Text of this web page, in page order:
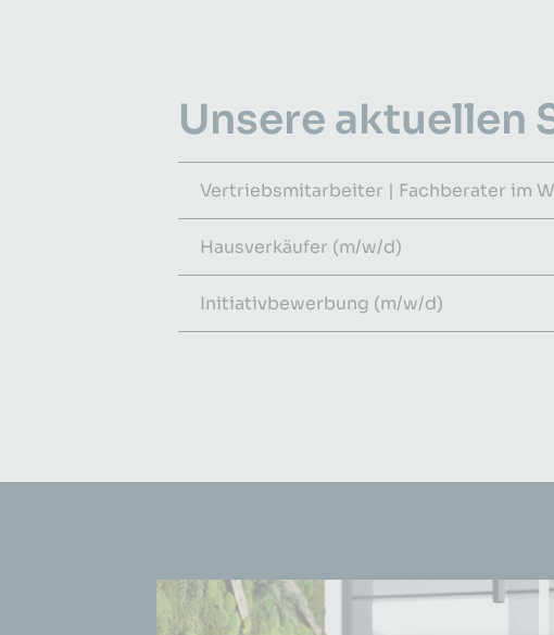
Unsere aktuellen
Vertriebsmitarbeiter | Fachberater im
Hausverkäufer (m/w/d)
Initiativbewerbung (m/w/d)
Show larger version